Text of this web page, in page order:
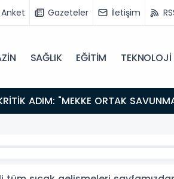
Anket Gazeteler İletişim
SAĞLIK EĞİTİM TEKNOLOJİ